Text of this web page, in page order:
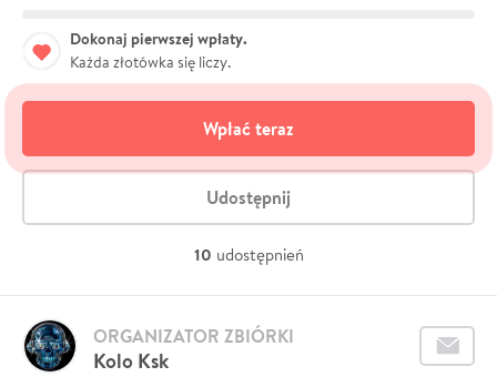
Dokonaj pierwszej wpłaty.
Każda złotówka się liczy.
Wpłać teraz
Udostępnij
10 udostępnień
Kolo Ksk
ORGANIZATOR ZBIÓRKI